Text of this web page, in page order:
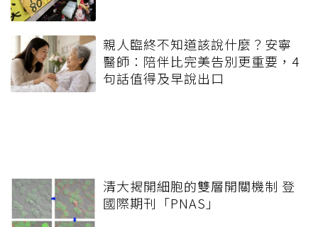
親人臨終不知道該說什麼？安寧
醫師：陪伴比完美告別更重要，4
句話值得及早說出口
清大揭開細胞的雙層開關機制 登
國際期刊「PNAS」